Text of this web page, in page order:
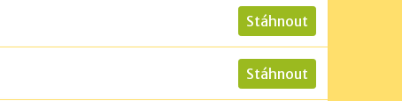
Stáhnout
Stáhnout